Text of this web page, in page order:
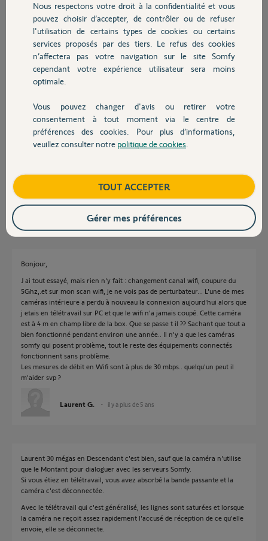
Chauffage
Autres produits
Devis avec un pro
Contact
Qui peut m'aider à résoudre le problème ? Merci d'avance.
Laurent G.
il y a plus de 5 ans
Réponses
Bonsoir Laurent
Il faut vérifier avec les outils disponibles dans le lien ci dessous, si un
https://support.somfyprotect.com/hc/fr/articles/360001317...
Bonjour,
J ai tout essayé, mais rien n'y fait : changement canal wifi, coupure du
5Ghz,.et sur mon scan wifi, je ne vois pas de perturbateur... L'une de mes
caméras intérieure a perdu à nouveau la connexion aujourd'hui alors que
j etais en télétravail sur PC et que le wifi n'a jamais coupé. Cette caméra
est à 4 m en champ libre de la box. Que se passe t il ?? Sachant que tout a
bien fonctionné pendant environ une année.. Il n'y a que les caméras
somfy qui posent problème, tout le reste des équipements connectés
fonctionnent sans problème.
Les mesures de débit en Wifi sont à plus de 30 mbps.. quelqu'un peut il
m'aider svp ?
Laurent G. il y a plus de 5 ans
Laurent 30 mégas en Descendant c'est bien, sauf que la caméra n'utilise
que le Montant pour dialoguer avec les serveurs Somfy.
Si vous étiez en télétravail, vous avez absorbé la bande passante et la
caméra c'est déconnectée.
Avec le télétravail qui c'est généralisé, les lignes sont saturées et lorsque
la caméra ne reçoit assez rapidement l'accusé de réception de ce qu'elle
envoie, elle se déconnecte.
Nous respectons votre droit à la confidentialité et vous
pouvez choisir d’accepter, de contrôler ou de refuser
l'utilisation de certains types de cookies ou certains
services proposés par des tiers. Le refus des cookies
n’affectera pas votre navigation sur le site Somfy
cependant votre expérience utilisateur sera moins
optimale.
Vous pouvez changer d'avis ou retirer votre
consentement à tout moment via le centre de
préférences des cookies. Pour plus d’informations,
veuillez consulter notre politique de cookies
TOUT ACCEPTER
Gérer mes préférences